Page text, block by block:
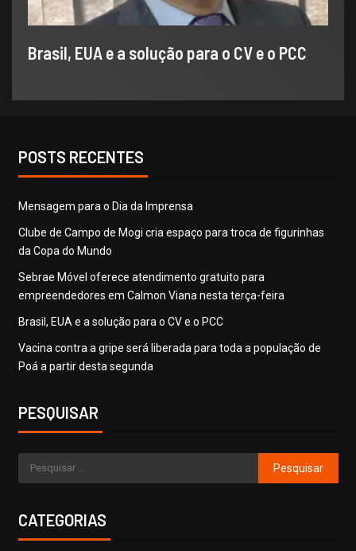
Brasil, EUA e a solução para o CV e o PCC
POSTS RECENTES
​Mensagem para o Dia da Imprensa
Clube de Campo de Mogi cria espaço para troca de figurinhas
da Copa do Mundo
Sebrae Móvel oferece atendimento gratuito para
empreendedores em Calmon Viana nesta terça-feira
Brasil, EUA e a solução para o CV e o PCC
Vacina contra a gripe será liberada para toda a população de
Poá a partir desta segunda
PESQUISAR
CATEGORIAS